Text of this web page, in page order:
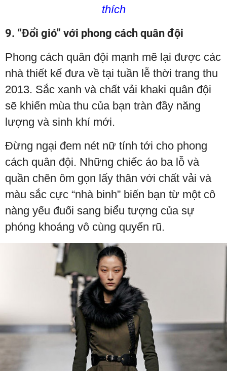
thích
9. “Đổi gió” với phong cách quân đội
Phong cách quân đội mạnh mẽ lại được các
nhà thiết kế đưa về tại tuần lễ thời trang thu
2013. Sắc xanh và chất vải khaki quân đội
sẽ khiến mùa thu của bạn tràn đầy năng
lượng và sinh khí mới.
Đừng ngại đem nét nữ tính tới cho phong
cách quân đội. Những chiếc áo ba lỗ và
quần chẽn ôm gọn lấy thân với chất vải và
màu sắc cực “nhà binh” biến bạn từ một cô
nàng yếu đuối sang biểu tượng của sự
phóng khoáng vô cùng quyến rũ.